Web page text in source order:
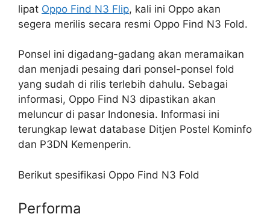
lipat Oppo Find N3 Flip, kali ini Oppo akan
segera merilis secara resmi Oppo Find N3 Fold.
Ponsel ini digadang-gadang akan meramaikan
dan menjadi pesaing dari ponsel-ponsel fold
yang sudah di rilis terlebih dahulu. Sebagai
informasi, Oppo Find N3 dipastikan akan
meluncur di pasar Indonesia. Informasi ini
terungkap lewat database Ditjen Postel Kominfo
dan P3DN Kemenperin.
Berikut spesifikasi Oppo Find N3 Fold
Performa